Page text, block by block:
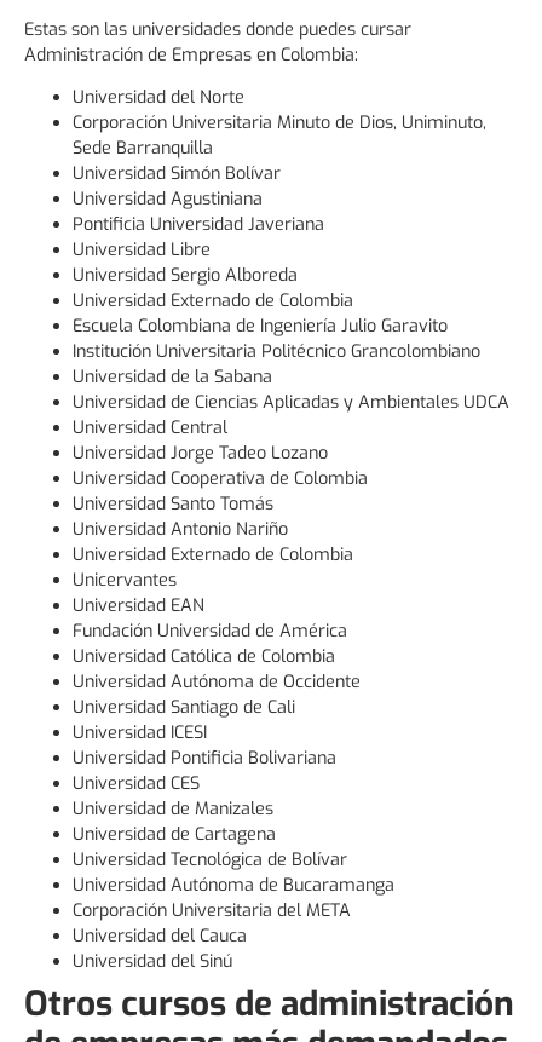
Estas son las universidades donde puedes cursar
Administración de Empresas en Colombia:
Universidad del Norte
Corporación Universitaria Minuto de Dios, Uniminuto,
Sede Barranquilla
Universidad Simón Bolívar
Universidad Agustiniana
Pontificia Universidad Javeriana
Universidad Libre
Universidad Sergio Alboreda
Universidad Externado de Colombia
Escuela Colombiana de Ingeniería Julio Garavito
Institución Universitaria Politécnico Grancolombiano
Universidad de la Sabana
Universidad de Ciencias Aplicadas y Ambientales UDCA
Universidad Central
Universidad Jorge Tadeo Lozano
Universidad Cooperativa de Colombia
Universidad Santo Tomás
Universidad Antonio Nariño
Universidad Externado de Colombia
Unicervantes
Universidad EAN
Fundación Universidad de América
Universidad Católica de Colombia
Universidad Autónoma de Occidente
Universidad Santiago de Cali
Universidad ICESI
Universidad Pontificia Bolivariana
Universidad CES
Universidad de Manizales
Universidad de Cartagena
Universidad Tecnológica de Bolívar
Universidad Autónoma de Bucaramanga
Corporación Universitaria del META
Universidad del Cauca
Universidad del Sinú
Otros cursos de administración